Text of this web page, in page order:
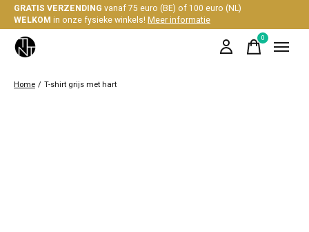
GRATIS VERZENDING vanaf 75 euro (BE) of 100 euro (NL)
WELKOM in onze fysieke winkels!Meer informatie
0items
Home / T-shirt grijs met hart